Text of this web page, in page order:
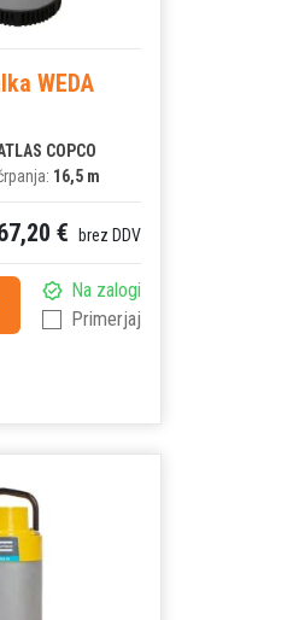
WEDA
COPCO
16,5 m
€ brez DDV
Na zalogi
Primerjaj